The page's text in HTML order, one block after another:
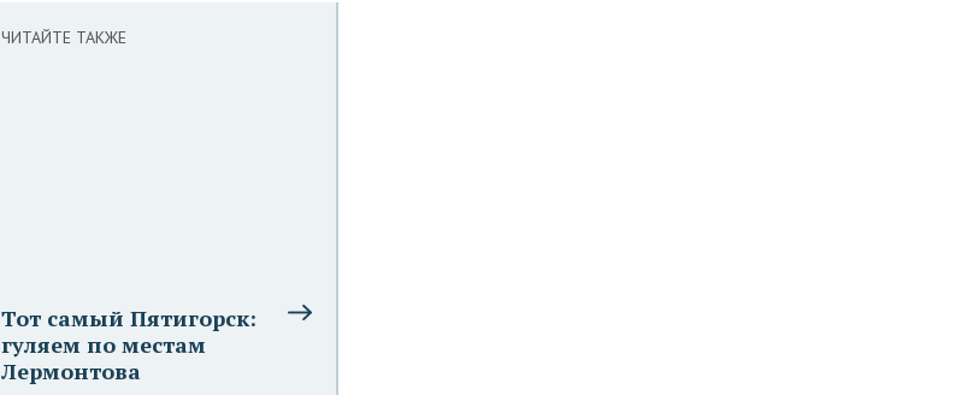
ЧИТАЙТЕ ТАКЖЕ
Тот самый Пятигорск:
гуляем по местам
Лермонтова